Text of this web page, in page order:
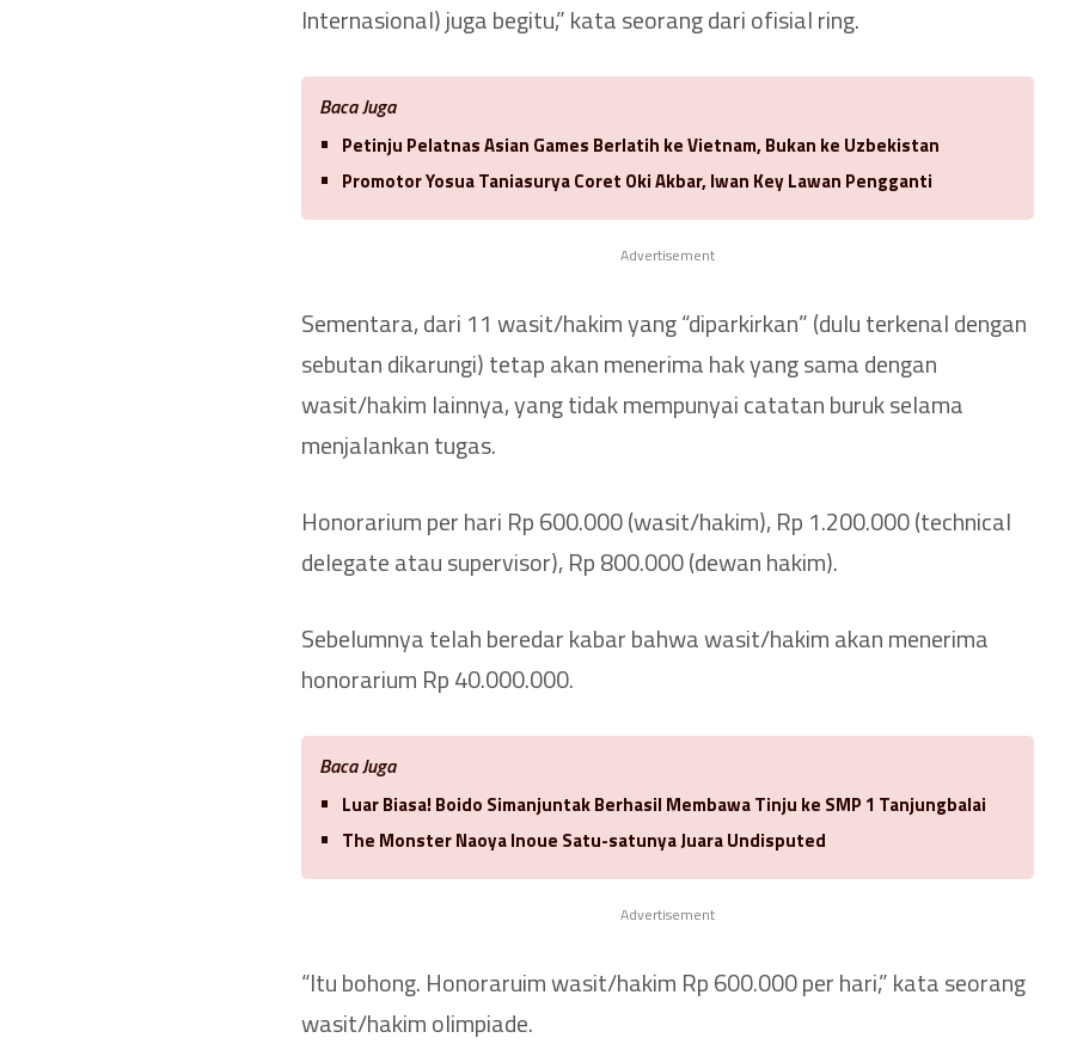
Internasional) juga begitu,” kata seorang dari ofisial ring.
Baca Juga
Petinju Pelatnas Asian Games Berlatih ke Vietnam, Bukan ke Uzbekistan
Promotor Yosua Taniasurya Coret Oki Akbar, Iwan Key Lawan Pengganti
Advertisement
Sementara, dari 11 wasit/hakim yang “diparkirkan” (dulu terkenal dengan
sebutan dikarungi) tetap akan menerima hak yang sama dengan
wasit/hakim lainnya, yang tidak mempunyai catatan buruk selama
menjalankan tugas.
Honorarium per hari Rp 600.000 (wasit/hakim), Rp 1.200.000 (technical
delegate atau supervisor), Rp 800.000 (dewan hakim).
Sebelumnya telah beredar kabar bahwa wasit/hakim akan menerima
honorarium Rp 40.000.000.
Baca Juga
Luar Biasa! Boido Simanjuntak Berhasil Membawa Tinju ke SMP 1 Tanjungbalai
The Monster Naoya Inoue Satu-satunya Juara Undisputed
Advertisement
“Itu bohong. Honoraruim wasit/hakim Rp 600.000 per hari,” kata seorang
wasit/hakim olimpiade.